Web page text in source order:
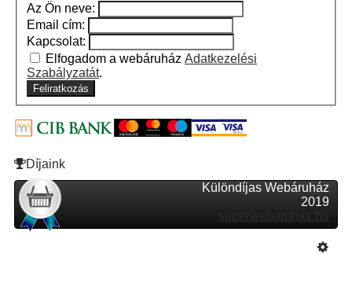
Az Ön neve:
Email cím:
Kapcsolat:
Elfogadom a webáruház Adatkezelési
Szabályzatát.
Feliratkozás
Díjaink
Különdíjas Webáruház
2019